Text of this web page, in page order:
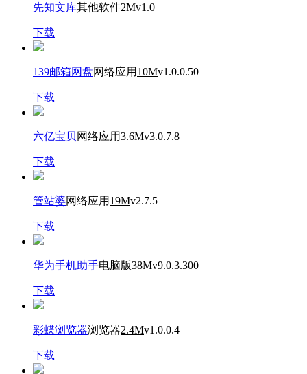
先知文库其他软件2Mv1.0
下载
139邮箱网盘网络应用 10Mv1.0.0.50
下载
六亿宝贝 网络应用3.6Mv3.0.7.8
下载
管站婆网络应用 19Mv2.7.5
下载
华为手机助手电脑版38Mv9.0.3.300
下载
彩蝶浏览器浏览器2.4Mv1.0.0.4
下载